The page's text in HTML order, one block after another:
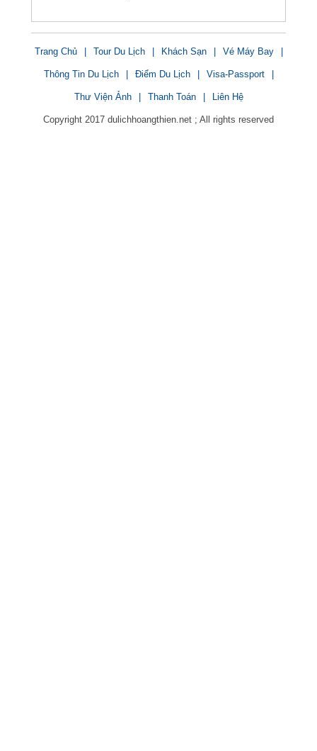
Trang Chủ Tour Du Lịch Khách Sạn Vé Máy Bay
Thông Tin Du Lịch Điểm Du Lịch Visa-Passport
Thư Viện Ảnh Thanh Toán Liên Hệ
Copyright 2017 dulichhoangthien.net ; All rights reserved